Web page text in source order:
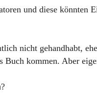
und diese könnten
nicht gehandhabt,
kommen. Aber